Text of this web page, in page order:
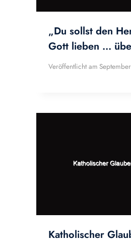
„Du sollst den
Gott lieben …
Veröffentlicht am
Katholischer